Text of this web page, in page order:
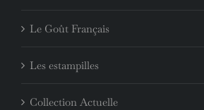
Le Goût Français
Les estampilles
Collection Actuelle